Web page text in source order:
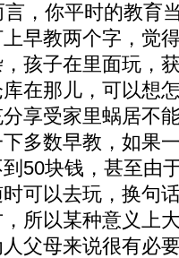
，你平时的教育
早教两个字，觉
孩子在里面玩，
在那儿，可以想
享受家里蜗居不
多数早教，如果
50块钱，甚至由
可以去玩，换句
所以某种意义上
父母来说很有必